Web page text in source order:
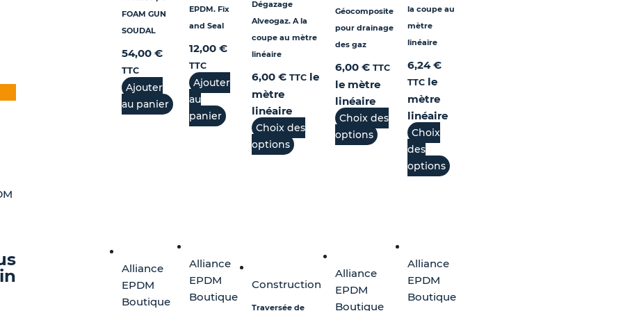
FOAM GUN
SOUDAL
54,00€
TTC
Ajouter
au panier
EPDM. Fix
and Seal
12,00€
TTC
Ajouter
au
panier
Dégazage
Alveogaz. A la
coupe au mètre
linéaire
6,00€ TTC le
mètre
linéaire
Choix des
options
Géocomposite
pour drainage
des gaz
6,00€ TTC
le mètre
linéaire
Choix des
options
la coupe au
mètre
linéaire
6,24€
TTC le
mètre
linéaire
Choix
des
options
Alliance
EPDM
Boutique
Alliance
EPDM
Boutique
Construction
Traversée de
sur
la
du
Alliance
EPDM
Boutique
Alliance
EPDM
Boutique